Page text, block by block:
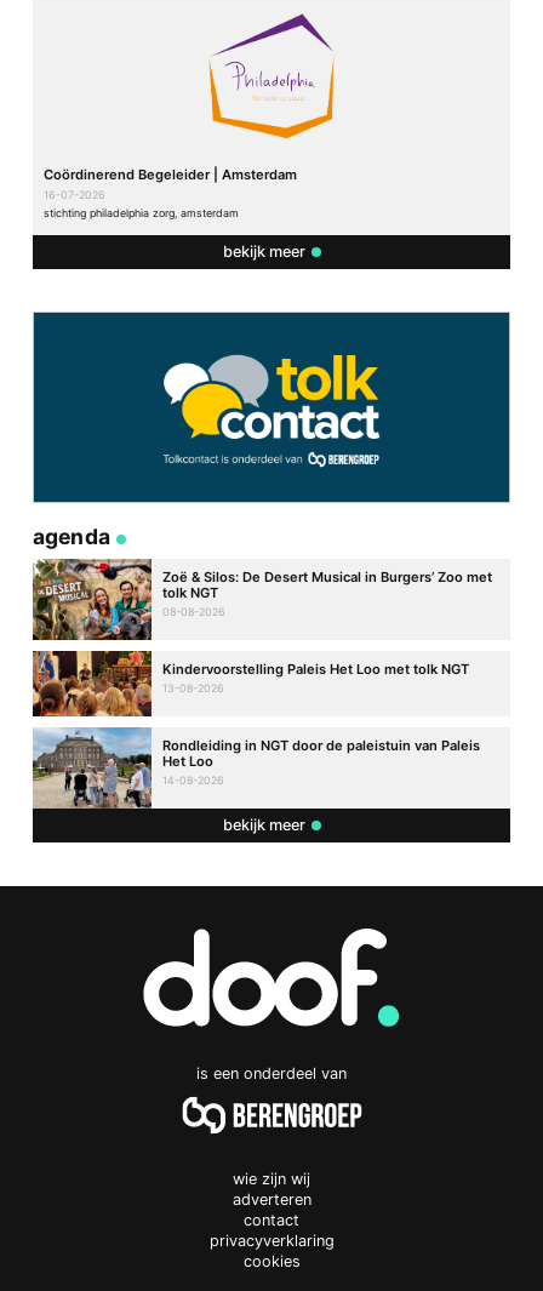
Coördinerend Begeleider | Amsterdam
16-07-2026
stichting philadelphia zorg, amsterdam
bekijk meer
agenda
Zoë & Silos: De Desert Musical in Burgers’ Zoo met
tolk NGT
08-08-2026
Kindervoorstelling Paleis Het Loo met tolk NGT
13-08-2026
Rondleiding in NGT door de paleistuin van Paleis
Het Loo
14-08-2026
bekijk meer
is een onderdeel van
wie zijn wij
adverteren
contact
privacyverklaring
cookies